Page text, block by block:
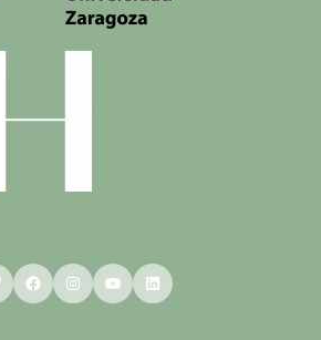
BlueskyFacebookInstagram
YouTubeLinkedIn